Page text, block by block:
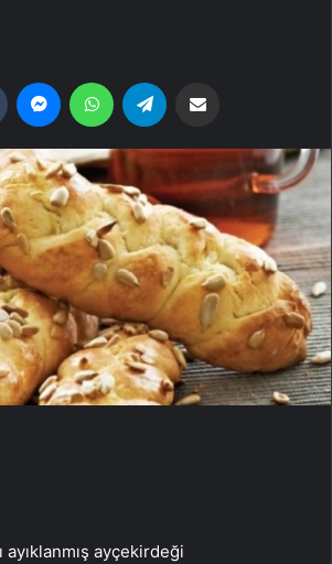
Tumblr MessengerWhatsApp
ayıklanmış ayçekirdeği